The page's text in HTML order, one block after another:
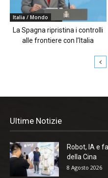
Italia / Mondo
La Spagna ripristina i controlli
alle frontiere con l’Italia
Ultime Notizie
Robot, IA e
della Cina
8 Agosto 2026